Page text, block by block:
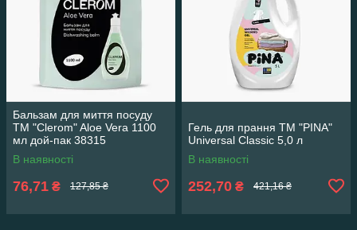
Бальзам для миття посуду
ТМ "Clerom" Aloe Vera 1100
мл дой-пак 38315
В наявності
76,71 ₴ 127,85 ₴
Гель для прання ТМ "PINA"
Universal Classic 5,0 л
В наявності
252,70 ₴ 421,16 ₴